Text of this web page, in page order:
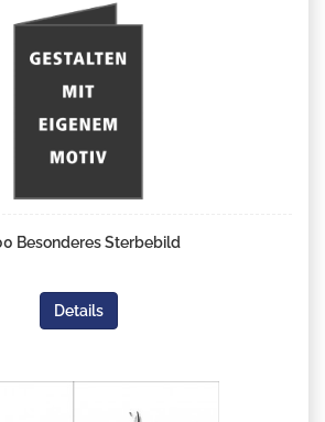
Besonderes Sterbebild
Details